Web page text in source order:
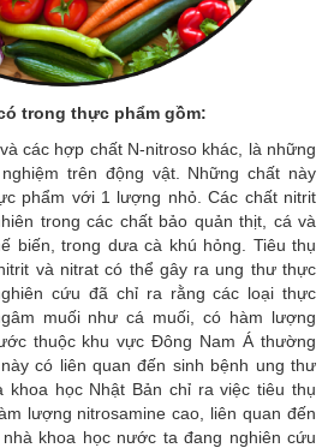
trong thực phẩm gồm:
các hợp chất N-nitroso khác, là những
trên động vật. Những chất này
phẩm với 1 lượng nhỏ. Các chất nitrit
trong các chất bảo quản thịt, cá và
biến, trong dưa cà khú hỏng. Tiêu thụ
và nitrat có thể gây ra ung thư thực
cứu đã chỉ ra rằng các loại thực
muối như cá muối, có hàm lượng
thuộc khu vực Đông Nam Á thường
có liên quan đến sinh bệnh ung thư
khoa học Nhật Bản chỉ ra việc tiêu thụ
lượng nitrosamine cao, liên quan đến
khoa học nước ta đang nghiên cứu